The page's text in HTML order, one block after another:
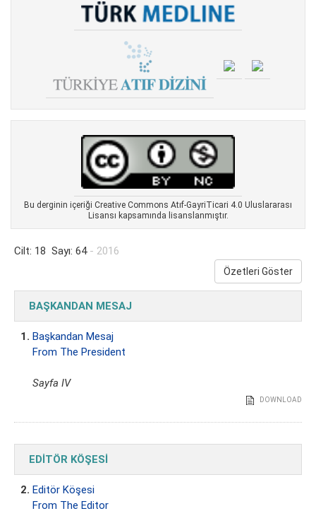
Bu derginin içeriği Creative Commons Atıf-GayriTicari 4.0 Uluslararası
Lisansı kapsamında lisanslanmıştır.
Cilt: 18 Sayı: 64- 2016
Özetleri Göster
BAŞKANDAN MESAJ
1. Başkandan Mesaj
From The President
Sayfa IV
DOWNLOAD
EDİTÖR KÖŞESİ
2. Editör Köşesi
From The Editor